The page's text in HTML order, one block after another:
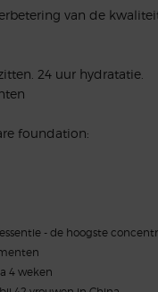
van de
24 uur hydratatie.
foundation:
- de hoogste
4 weken